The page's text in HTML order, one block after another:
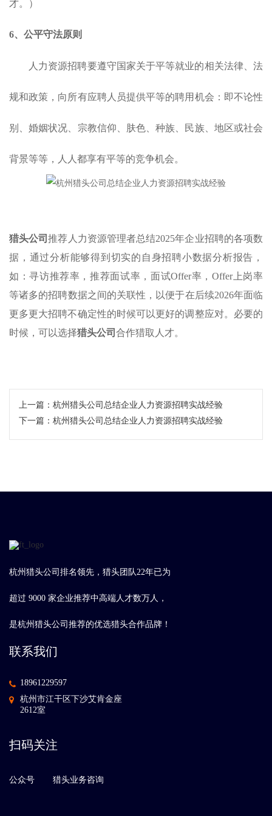
才。）
6、 公平守法原则
人力资源招聘要遵守国家关于平等就业的相关法律、法
规和政策，向所有应聘人员提供平等的聘用机会：即不论性
别、婚姻状况、宗教信仰、肤色、种族、民族、地区或社会
背景等等，人人都享有平等的竞争机会。
猎头公司推荐人力资源管理者总结2025年企业招聘的各项数
据，通过分析能够得到切实的自身招聘小数据分析报告，
如：寻访推荐率，推荐面试率，面试Offer率，Offer上岗率
等诸多的招聘数据之间的关联性，以便于在后续2026年面临
更多更大招聘不确定性的时候可以更好的调整应对。必要的
时候，可以选择猎头公司 合作猎取人才。
上一篇： 杭州猎头公司总结企业人力资源招聘实战经验
下一篇： 杭州猎头公司总结企业人力资源招聘实战经验
杭州猎头公司排名领先，猎头团队22年已为
超过 9000 家企业推荐中高端人才数万人，
是杭州猎头公司推荐的优选猎头合作品牌！
联系我们
18961229597
杭州市江干区下沙艾肯金座
2612室
扫码关注
公众号 猎头业务咨询